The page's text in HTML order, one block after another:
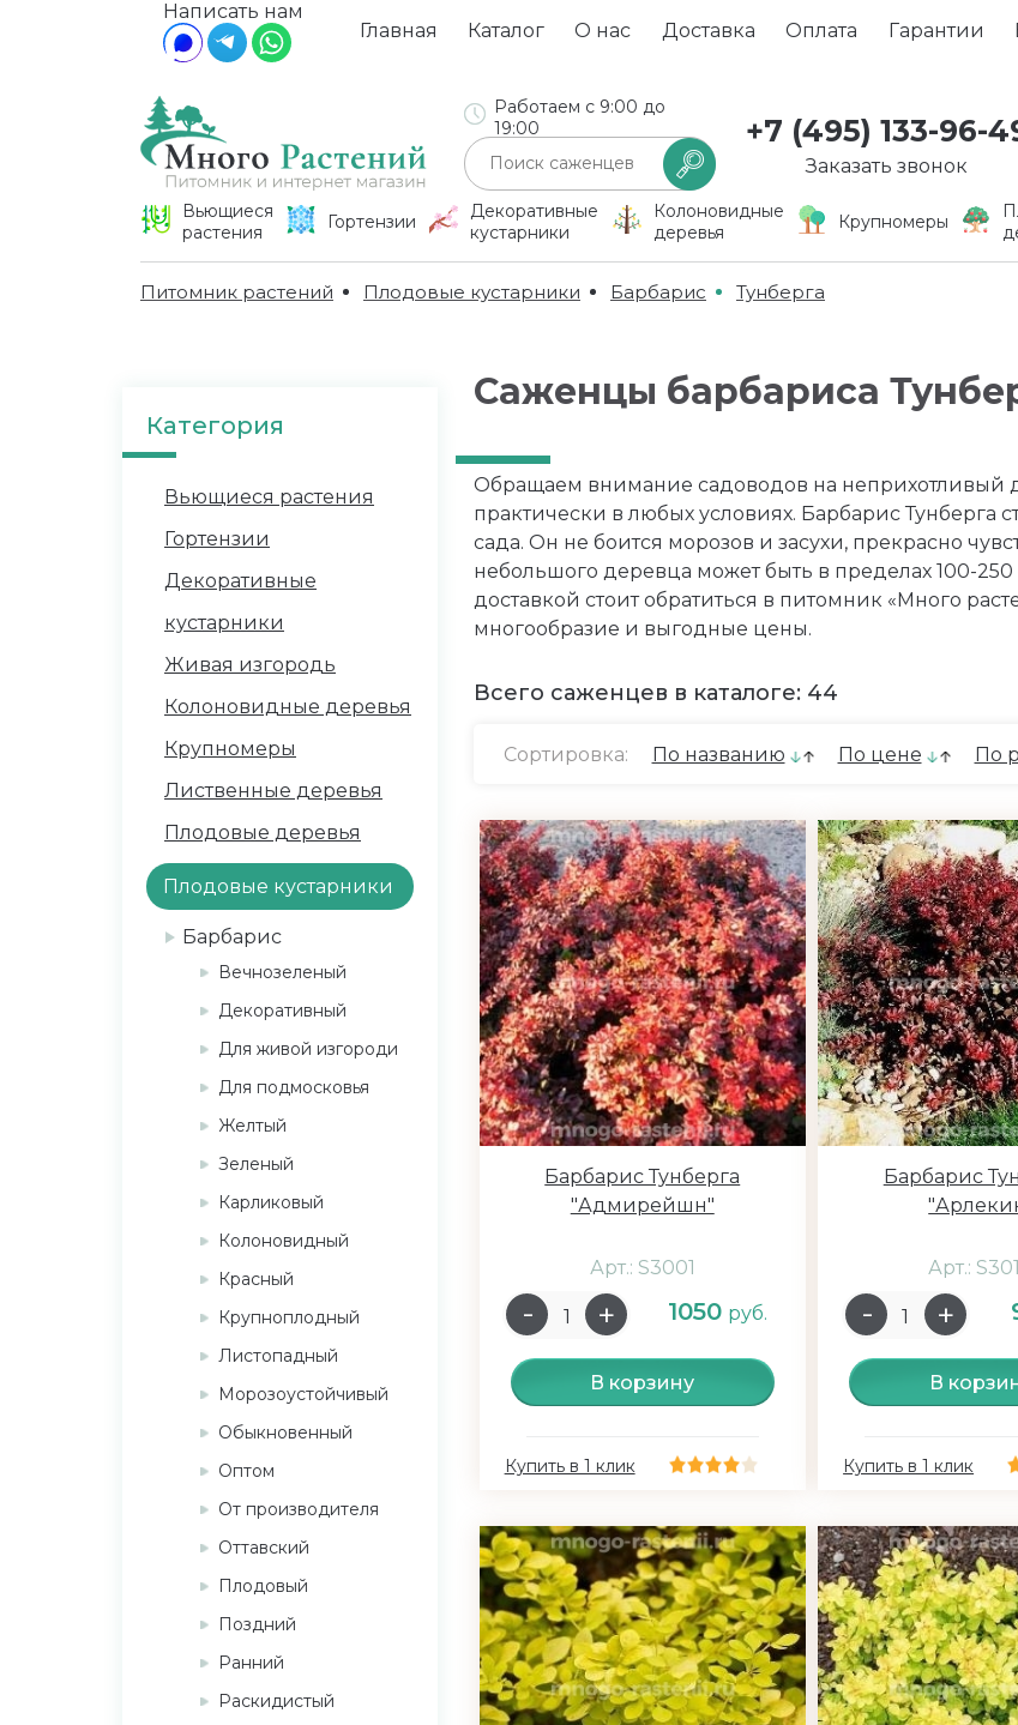
Главная Каталог О нас Доставка Оплата Гарантии
Написать нам
Работаем с 9:00 до
19:00
+7 (495) 133-96-
Заказать звонок
Вьющиеся
растения
Гортензии
Декоративные
кустарники
Колоновидные
деревья
Крупномеры
Питомник растений Плодовые кустарники Барбарис Тунберга
Саженцы барбариса
Обращаем внимание садоводов на неприхотливый
практически в любых условиях. Барбарис
сада. Он не боится морозов и засухи, прекрасно
небольшого деревца может быть в пределах 100-
доставкой стоит обратиться в питомник «Много
многообразие и выгодные цены.
Всего саженцев в каталоге: 44
Сортировка: По названию По цене По
Барбарис Тунберга
"Адмирейшн"
Арт.: S3001
1050 руб.
В корзину
Купить в 1 клик
Барбарис
Арт.:
В
Купить в 1 клик
Категория
Вьющиеся растения
Гортензии
Декоративные
кустарники
Живая изгородь
Колоновидные деревья
Крупномеры
Лиственные деревья
Плодовые деревья
Плодовые кустарники
Барбарис
Вечнозеленый
Декоративный
Для живой изгороди
Для подмосковья
Желтый
Зеленый
Карликовый
Колоновидный
Красный
Крупноплодный
Листопадный
Морозоустойчивый
Обыкновенный
Оптом
От производителя
Оттавский
Плодовый
Поздний
Ранний
Раскидистый